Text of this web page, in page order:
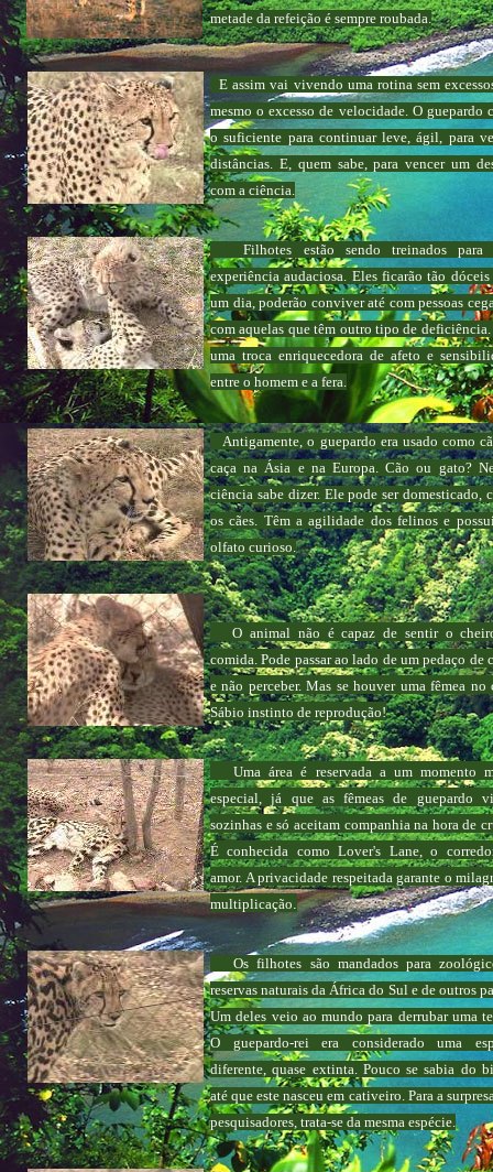
metade da refeição é sempre roubada.
E assim vai vivendo uma rotina sem
mesmo o excesso de velocidade. O guepardo
o suficiente para continuar leve, ágil, para
distâncias. E, quem sabe, para vencer um
com a ciência.
Filhotes estão sendo treinados para
experiência audaciosa. Eles ficarão tão dóceis
um dia, poderão conviver até com pessoas
com aquelas que têm outro tipo de deficiência.
uma troca enriquecedora de afeto e
entre o homem e a fera.
Antigamente, o guepardo era usado como
caça na Ásia e na Europa. Cão ou gato?
ciência sabe dizer. Ele pode ser domesticado,
os cães. Têm a agilidade dos felinos e
olfato curioso.
O animal não é capaz de sentir o
comida. Pode passar ao lado de um pedaço de
e não perceber. Mas se houver uma fêmea no
Sábio instinto de reprodução!
Uma área é reservada a um momento
especial, já que as fêmeas de guepardo
sozinhas e só aceitam companhia na hora de
É conhecida como Lover's Lane, o
amor. A privacidade respeitada garante o
multiplicação.
Os filhotes são mandados para
reservas naturais da África do Sul e de outros
Um deles veio ao mundo para derrubar uma
O guepardo-rei era considerado uma
diferente, quase extinta. Pouco se sabia do
até que este nasceu em cativeiro. Para a
pesquisadores, trata-se da mesma espécie.